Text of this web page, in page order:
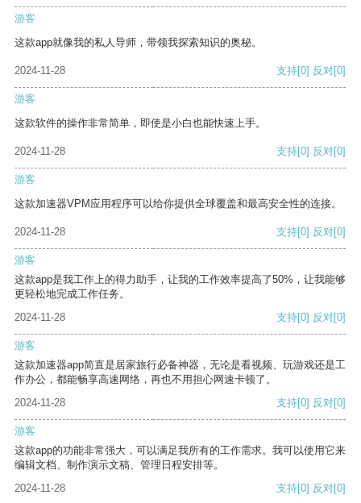
游客
这款app就像我的私人导师，带领我探索知识的奥秘。
2024-11-28 支持[0] 反对[0]
游客
这款软件的操作非常简单，即使是小白也能快速上手。
2024-11-28 支持[0] 反对[0]
游客
这款加速器VPM应用程序可以给你提供全球覆盖和最高安全性的连接。
2024-11-28 支持[0] 反对[0]
游客
这款app是我工作上的得力助手，让我的工作效率提高了50%，让我能够
更轻松地完成工作任务。
2024-11-28
支持[0] 反对[0]
游客
这款加速器app简直是居家旅行必备神器，无论是看视频、玩游戏还是工
作办公，都能畅享高速网络，再也不用担心网速卡顿了。
2024-11-28
支持[0] 反对[0]
游客
这款app的功能非常强大，可以满足我所有的工作需求。我可以使用它来
编辑文档、制作演示文稿、管理日程安排等。
2024-11-28
支持[0] 反对[0]